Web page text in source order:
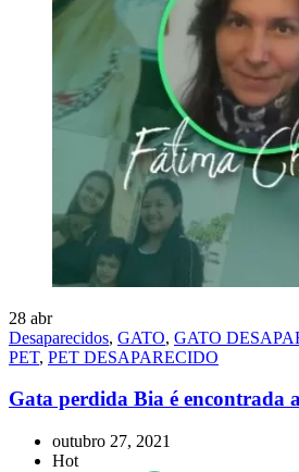
28 abr
Desaparecidos, GATO, GATO
PET, PET DESAPARECIDO
Gata perdida Bia é encontrada
outubro 27, 2021
Hot